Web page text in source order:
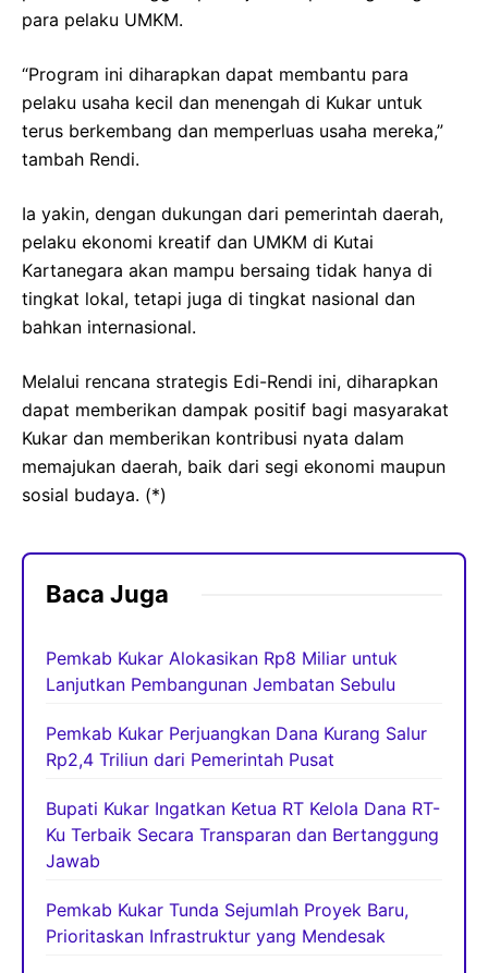
para pelaku UMKM.
“Program ini diharapkan dapat membantu para
pelaku usaha kecil dan menengah di Kukar untuk
terus berkembang dan memperluas usaha mereka,”
tambah Rendi.
Ia yakin, dengan dukungan dari pemerintah daerah,
pelaku ekonomi kreatif dan UMKM di Kutai
Kartanegara akan mampu bersaing tidak hanya di
tingkat lokal, tetapi juga di tingkat nasional dan
bahkan internasional.
Melalui rencana strategis Edi-Rendi ini, diharapkan
dapat memberikan dampak positif bagi masyarakat
Kukar dan memberikan kontribusi nyata dalam
memajukan daerah, baik dari segi ekonomi maupun
sosial budaya. (*)
Baca Juga
Pemkab Kukar Alokasikan Rp8 Miliar untuk
Lanjutkan Pembangunan Jembatan Sebulu
Pemkab Kukar Perjuangkan Dana Kurang Salur
Rp2,4 Triliun dari Pemerintah Pusat
Bupati Kukar Ingatkan Ketua RT Kelola Dana RT-
Ku Terbaik Secara Transparan dan Bertanggung
Jawab
Pemkab Kukar Tunda Sejumlah Proyek Baru,
Prioritaskan Infrastruktur yang Mendesak